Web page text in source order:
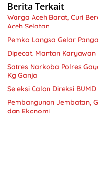
Berita Terkait
Warga Aceh Barat, Curi
Aceh Selatan
Pemko Langsa Gelar
Dipecat, Mantan
Satres Narkoba Polres
Kg Ganja
Seleksi Calon Direksi
Pembangunan Jembatan,
dan Ekonomi